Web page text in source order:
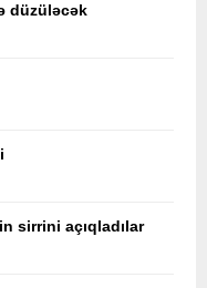
düzüləcək
sirrini açıqladılar